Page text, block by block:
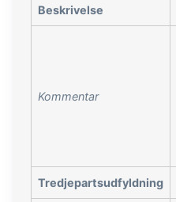
Beskrivelse
Kommentar
Tredjepartsudfyldning